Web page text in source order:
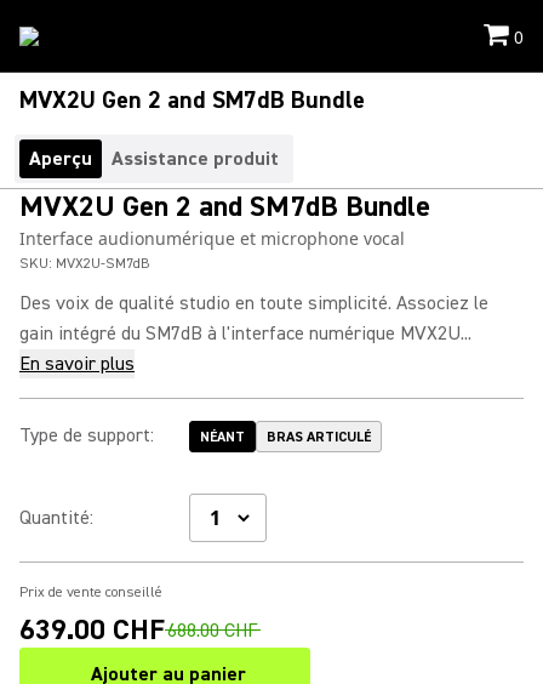
0
MVX2U Gen 2 and SM7dB Bundle
Aperçu Assistance produit
MVX2U Gen 2 and SM7dB Bundle
Interface audionumérique et microphone vocal
SKU: MVX2U-SM7dB
Des voix de qualité studio en toute simplicité. Associez le
gain intégré du SM7dB à l'interface numérique MVX2U...
En savoir plus
Type de support: NÉANT BRAS ARTICULÉ
Quantité:
Prix de vente conseillé
639.00 CHF688.00 CHF
Ajouter au panier